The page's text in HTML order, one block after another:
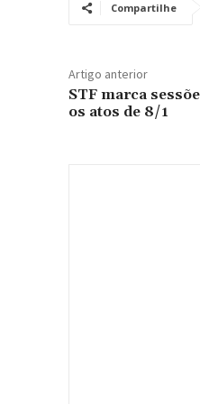
Compartilhe
Artigo anterior
STF marca
os atos de 8/1